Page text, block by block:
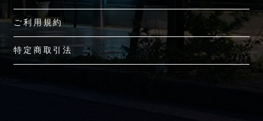
ご利用規約
特定商取引法